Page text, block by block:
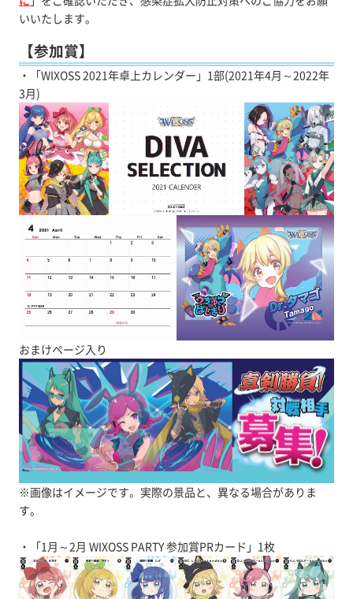
いいたします。
【参加賞】
・「WIXOSS 2021年卓上カレンダー」1部(2021年4月～2022年
3月)
おまけページ入り
※画像はイメージです。実際の景品と、異なる場合がありま
す。
・「1月～2月 WIXOSS PARTY 参加賞PRカード」1枚